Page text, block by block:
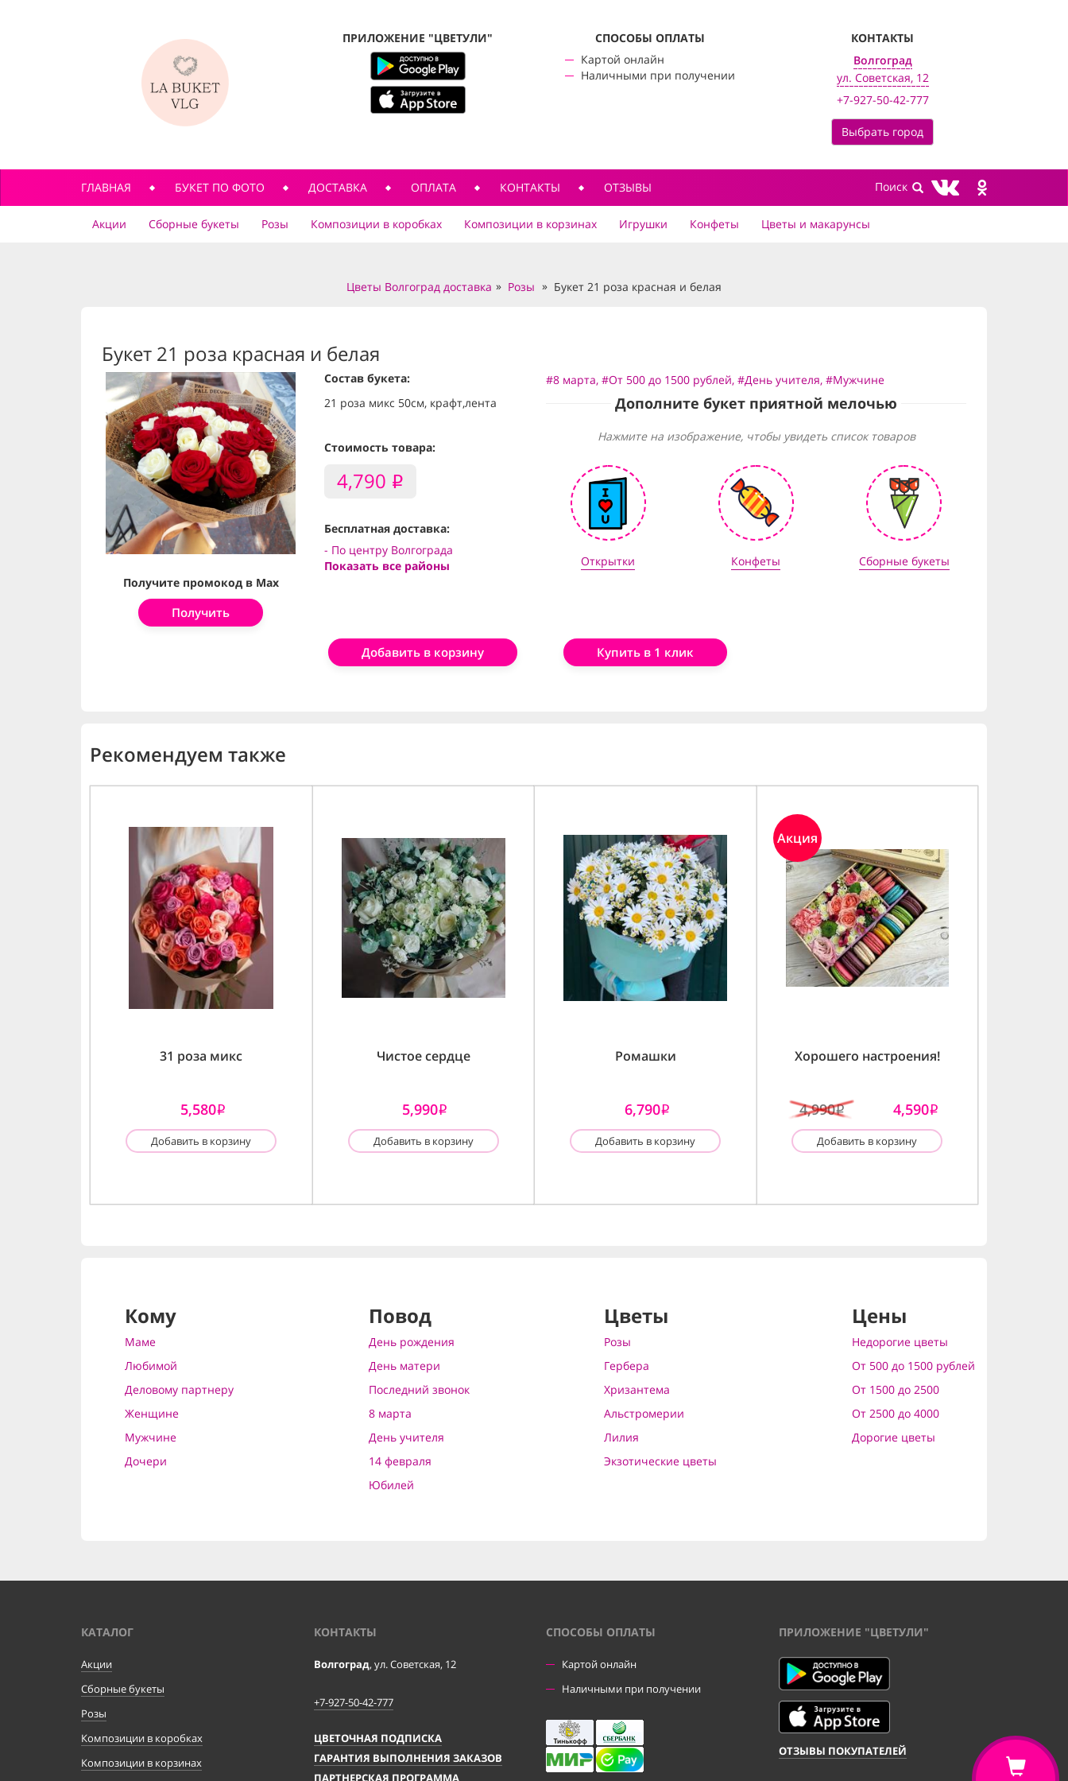
ПРИЛОЖЕНИЕ "ЦВЕТУЛИ"
CПОСОБЫ ОПЛАТЫ
Картой онлайн
Наличными при получении
КОНТАКТЫ
Волгоград
ул. Советская, 12
+7-927-50-42-777
Выбрать город
ГЛАВНАЯ БУКЕТ ПО ФОТО ДОСТАВКА ОПЛАТА КОНТАКТЫ ОТЗЫВЫ
Акции Сборные букеты Розы Композиции в коробках Композиции в корзинах Игрушки Конфеты Цветы и макарунсы
Цветы Волгоград доставка Розы Букет 21 роза красная и белая
Букет 21 роза красная и белая
Получите промокод в Max
Получить
Состав букета:
21 роза микс 50см, крафт,лента
Стоимость товара:
4,790 i
Бесплатная доставка:
- По центру Волгограда
Показать все районы
#8 марта, #От 500 до 1500 рублей, #День учителя, #Мужчине
Дополните букет приятной мелочью
Нажмите на изображение, чтобы увидеть список товаров
Открытки Конфеты Сборные букеты
Добавить в корзину Купить в 1 клик
Рекомендуем также
31 роза микс
5,580i
Добавить в корзину
Чистое сердце
5,990i
Добавить в корзину
Ромашки
6,790i
Добавить в корзину
Акция
Хорошего настроения!
4,990i 4,590i
Добавить в корзину
Кому
Маме
Любимой
Деловому партнеру
Женщине
Мужчине
Дочери
Повод
День рождения
День матери
Последний звонок
8 марта
День учителя
14 февраля
Юбилей
Цветы
Розы
Гербера
Хризантема
Альстромерии
Лилия
Экзотические цветы
Цены
Недорогие цветы
От 500 до 1500 рублей
От 1500 до 2500
От 2500 до 4000
Дорогие цветы
КАТАЛОГ
Акции
Сборные букеты
Розы
Композиции в коробках
Композиции в корзинах
КОНТАКТЫ
Волгоград, ул. Советская, 12
+7-927-50-42-777
ЦВЕТОЧНАЯ ПОДПИСКА
ГАРАНТИЯ ВЫПОЛНЕНИЯ ЗАКАЗОВ
ПАРТНЕРСКАЯ ПРОГРАММА
CПОСОБЫ ОПЛАТЫ
Картой онлайн
Наличными при получении
ПРИЛОЖЕНИЕ "ЦВЕТУЛИ"
ОТЗЫВЫ ПОКУПАТЕЛЕЙ